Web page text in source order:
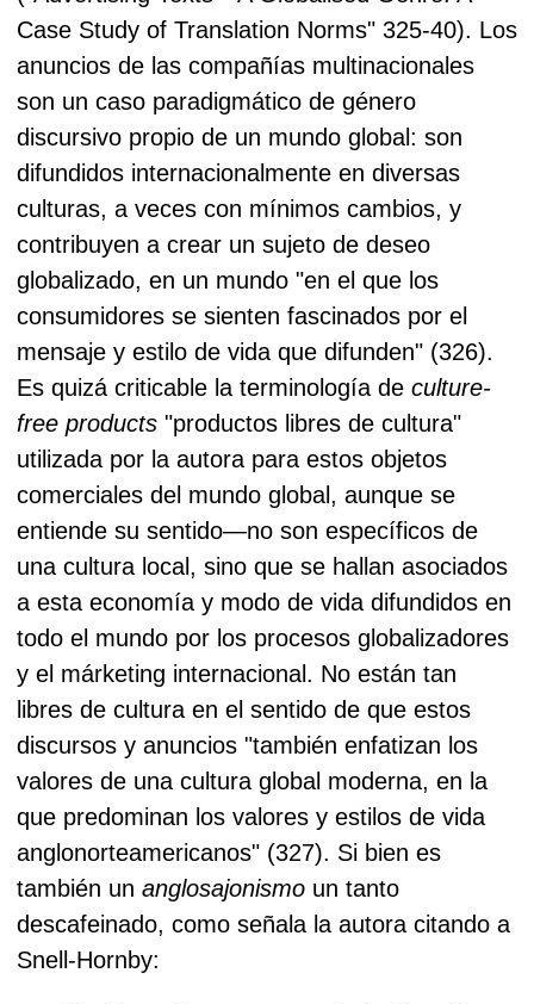
Case Study of Translation Norms" 325-40). Los
anuncios de las compañías multinacionales
son un caso paradigmático de género
discursivo propio de un mundo global: son
difundidos internacionalmente en diversas
culturas, a veces con mínimos cambios, y
contribuyen a crear un sujeto de deseo
globalizado, en un mundo "en el que los
consumidores se sienten fascinados por el
mensaje y estilo de vida que difunden" (326).
Es quizá criticable la terminología de culture-
free products "productos libres de cultura"
utilizada por la autora para estos objetos
comerciales del mundo global, aunque se
entiende su sentido—no son específicos de
una cultura local, sino que se hallan asociados
a esta economía y modo de vida difundidos en
todo el mundo por los procesos globalizadores
y el márketing internacional. No están tan
libres de cultura en el sentido de que estos
discursos y anuncios "también enfatizan los
valores de una cultura global moderna, en la
que predominan los valores y estilos de vida
anglonorteamericanos" (327). Si bien es
también un anglosajonismo un tanto
descafeinado, como señala la autora citando a
Snell-Hornby: